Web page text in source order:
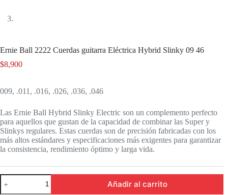
Ernie Ball 2222 Cuerdas guitarra Eléctrica Hybrid Slinky 09 46
$8,900
009, .011, .016, .026, .036, .046
Las Ernie Ball Hybrid Slinky Electric son un complemento perfecto
para aquellos que gustan de la capacidad de combinar las Super y
Slinkys regulares. Estas cuerdas son de precisión fabricadas con los
más altos estándares y especificaciones más exigentes para garantizar
la consistencia, rendimiento óptimo y larga vida.
Ernie
Ball
Añadir al carrito